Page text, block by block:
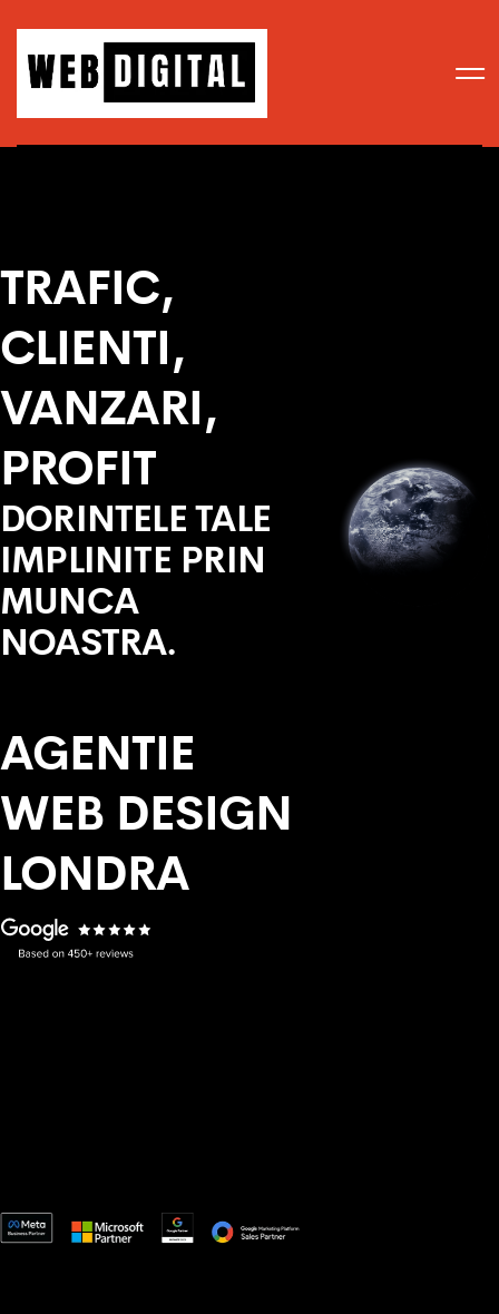
TRAFIC,
CLIENTI,
VANZARI,
PROFIT
DORINTELE TALE
IMPLINITE PRIN
MUNCA
NOASTRA.
AGENTIE
WEB DESIGN
LONDRA